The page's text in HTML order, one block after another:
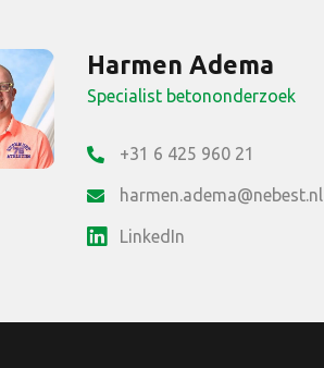
Harmen Adema
Specialist betononderzoek
+31 6 425 960 21
harmen.adema@nebest.nl
LinkedIn